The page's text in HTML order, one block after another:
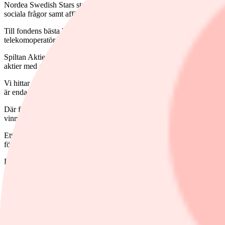
Nordea Swedish Stars steg knappt 18 procent. Fonden är aktivt
sociala frågor samt affärsetik. Vinnarfonden tar stor hänsyn till
Till fondens bästa bidragsgivare hittar vi flera cykliska industribolag
telekomoperatören Tele2.
Spiltan Aktiefond Dalarna är en aktivt förvaltad fond som investerar
aktier med anknytning till Dalarna.
Vi hittar ABB och Stora Enso bland vinnaraktierna i fonden. Av
är enda bolaget i fonden med negativ avkastning 2017, aktien backade
Där finns också en fond med systematisk investeringsprocess.
vinnande koncept 2017 och deras Sverigefond avkastade nästan 17
Ett fondbolag som har hela tre fonder på vinnarlistan är Öhman
förvaltaren Stefan Kopperud.
På förlorarlistan hittar vi två fonder har inte lyckats nå upp till positiv